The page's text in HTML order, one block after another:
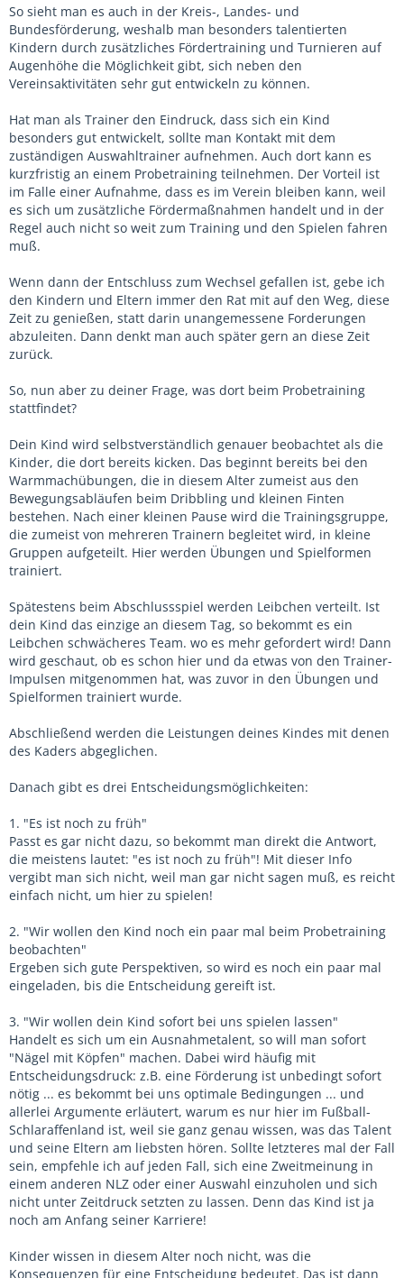
So sieht man es auch in der Kreis-, Landes- und
Bundesförderung, weshalb man besonders talentierten
Kindern durch zusätzliches Fördertraining und Turnieren auf
Augenhöhe die Möglichkeit gibt, sich neben den
Vereinsaktivitäten sehr gut entwickeln zu können.
Hat man als Trainer den Eindruck, dass sich ein Kind
besonders gut entwickelt, sollte man Kontakt mit dem
zuständigen Auswahltrainer aufnehmen. Auch dort kann es
kurzfristig an einem Probetraining teilnehmen. Der Vorteil ist
im Falle einer Aufnahme, dass es im Verein bleiben kann, weil
es sich um zusätzliche Fördermaßnahmen handelt und in der
Regel auch nicht so weit zum Training und den Spielen fahren
muß.
Wenn dann der Entschluss zum Wechsel gefallen ist, gebe ich
den Kindern und Eltern immer den Rat mit auf den Weg, diese
Zeit zu genießen, statt darin unangemessene Forderungen
abzuleiten. Dann denkt man auch später gern an diese Zeit
zurück.
So, nun aber zu deiner Frage, was dort beim Probetraining
stattfindet?
Dein Kind wird selbstverständlich genauer beobachtet als die
Kinder, die dort bereits kicken. Das beginnt bereits bei den
Warmmachübungen, die in diesem Alter zumeist aus den
Bewegungsabläufen beim Dribbling und kleinen Finten
bestehen. Nach einer kleinen Pause wird die Trainingsgruppe,
die zumeist von mehreren Trainern begleitet wird, in kleine
Gruppen aufgeteilt. Hier werden Übungen und Spielformen
trainiert.
Spätestens beim Abschlussspiel werden Leibchen verteilt. Ist
dein Kind das einzige an diesem Tag, so bekommt es ein
Leibchen schwächeres Team. wo es mehr gefordert wird! Dann
wird geschaut, ob es schon hier und da etwas von den Trainer-
Impulsen mitgenommen hat, was zuvor in den Übungen und
Spielformen trainiert wurde.
Abschließend werden die Leistungen deines Kindes mit denen
des Kaders abgeglichen.
Danach gibt es drei Entscheidungsmöglichkeiten:
1. "Es ist noch zu früh"
Passt es gar nicht dazu, so bekommt man direkt die Antwort,
die meistens lautet: "es ist noch zu früh"! Mit dieser Info
vergibt man sich nicht, weil man gar nicht sagen muß, es reicht
einfach nicht, um hier zu spielen!
2. "Wir wollen den Kind noch ein paar mal beim Probetraining
beobachten"
Ergeben sich gute Perspektiven, so wird es noch ein paar mal
eingeladen, bis die Entscheidung gereift ist.
3. "Wir wollen dein Kind sofort bei uns spielen lassen"
Handelt es sich um ein Ausnahmetalent, so will man sofort
"Nägel mit Köpfen" machen. Dabei wird häufig mit
Entscheidungsdruck: z.B. eine Förderung ist unbedingt sofort
nötig ... es bekommt bei uns optimale Bedingungen ... und
allerlei Argumente erläutert, warum es nur hier im Fußball-
Schlaraffenland ist, weil sie ganz genau wissen, was das Talent
und seine Eltern am liebsten hören. Sollte letzteres mal der Fall
sein, empfehle ich auf jeden Fall, sich eine Zweitmeinung in
einem anderen NLZ oder einer Auswahl einzuholen und sich
nicht unter Zeitdruck setzten zu lassen. Denn das Kind ist ja
noch am Anfang seiner Karriere!
Kinder wissen in diesem Alter noch nicht, was die
Konsequenzen für eine Entscheidung bedeutet. Das ist dann